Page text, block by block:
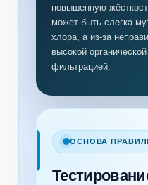
повышенную
может быть слегка
хлора, а из-за
высокой
фильтрацией.
ОСНОВА